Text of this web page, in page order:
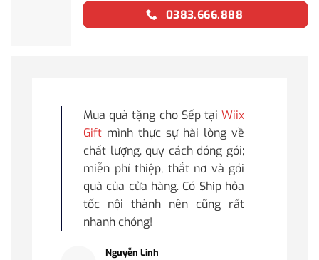
0383.666.888
Mua quà tặng cho Sếp tại Wiix
Gift mình thực sự hài lòng về
chất lượng, quy cách đóng gói;
miễn phí thiệp, thắt nơ và gói
quà của cửa hàng. Có Ship hỏa
tốc nội thành nên cũng rất
nhanh chóng!
Nguyễn Linh